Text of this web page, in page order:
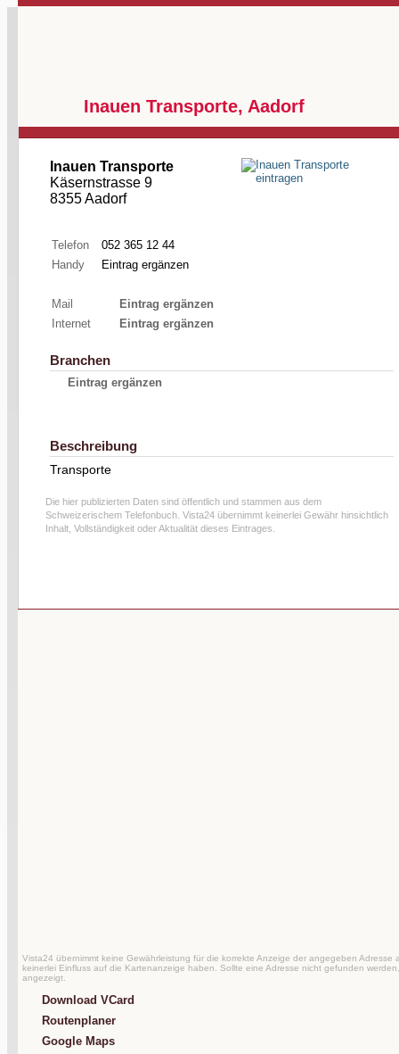
Inauen Transporte, Aadorf
Inauen Transporte
Käsernstrasse 9
8355 Aadorf
Telefon
052 365 12 44
Handy
Eintrag ergänzen
Mail
Eintrag ergänzen
Internet
Eintrag ergänzen
Branchen
Eintrag ergänzen
Beschreibung
Transporte
Die hier publizierten Daten sind öffentlich und stammen aus dem
Schweizerischem Telefonbuch. Vista24 übernimmt keinerlei Gewähr hinsichtlich
Inhalt, Vollständigkeit oder Aktualität dieses Eintrages.
Vista24 übernimmt keine Gewährleistung für die korrekte Anzeige der angegeben Adresse
keinerlei Einfluss auf die Kartenanzeige haben. Sollte eine Adresse nicht gefunden
angezeigt.
Download VCard
Routenplaner
Google Maps